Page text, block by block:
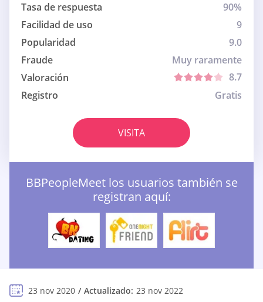
Tasa de respuesta
90%
Facilidad de uso
9
Popularidad
9.0
Fraude
Muy raramente
Valoración
8.7
Registro
Gratis
VISITA
BBPeopleMeet los usuarios también se
registran aquí:
23 nov 2020 Actualizado: 23 nov 2022